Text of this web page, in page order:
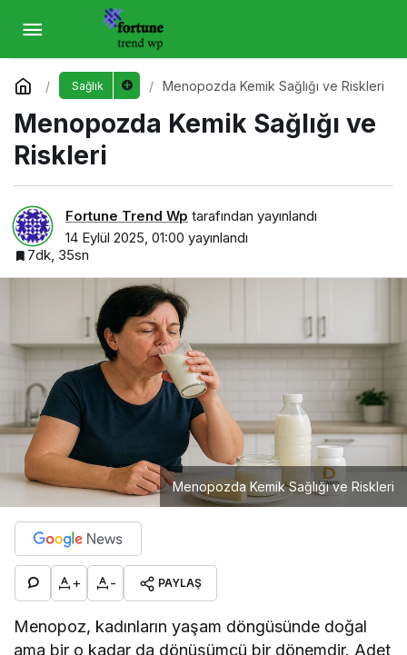
Sağlık Menopozda Kemik Sağlığı ve Riskleri
Menopozda Kemik Sağlığı ve
Riskleri
Fortune Trend Wp tarafından yayınlandı
14 Eylül 2025, 01:00 yayınlandı
7dk, 35sn
Menopozda Kemik Sağlığı ve Riskleri
+ - PAYLAŞ
Menopoz, kadınların yaşam döngüsünde doğal
ama bir o kadar da dönüşümcü bir dönemdir. Adet
Menopozda Kemik Sağlığı ve Riskleri
Yorum Yap